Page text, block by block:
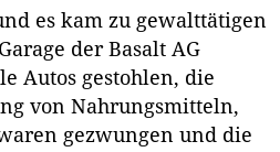
es kam zu gewalttätigen
der Basalt AG
Autos gestohlen, die
von Nahrungsmitteln,
gezwungen und die